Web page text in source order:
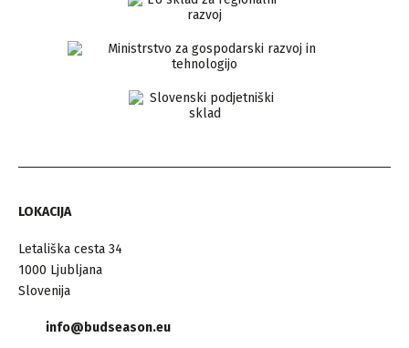
LOKACIJA
Letališka cesta 34
1000 Ljubljana
Slovenija
info@budseason.eu